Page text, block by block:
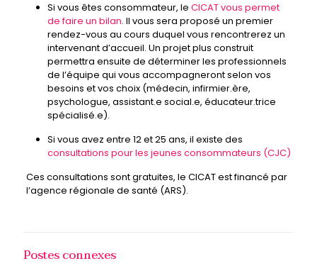
Si vous êtes consommateur, le CICAT vous permet
de faire un bilan. Il vous sera proposé un premier
rendez-vous au cours duquel vous rencontrerez un
intervenant d’accueil. Un projet plus construit
permettra ensuite de déterminer les professionnels
de l’équipe qui vous accompagneront selon vos
besoins et vos choix (médecin, infirmier.ère,
psychologue, assistant.e social.e, éducateur.trice
spécialisé.e).
Si vous avez entre 12 et 25 ans, il existe des
consultations pour les jeunes consommateurs (CJC)
Ces consultations sont gratuites, le CICAT est financé par
l’agence régionale de santé (ARS).
Postes connexes